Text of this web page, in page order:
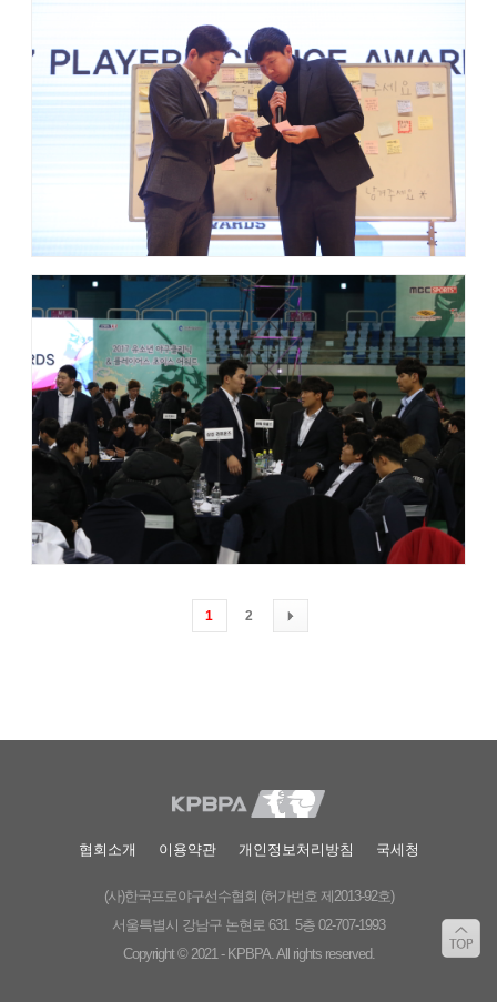
1 2
협회소개 이용약관 개인정보처리방침 국세청
(사)한국프로야구선수협회 (허가번호 제2013-92호)
서울특별시 강남구 논현로 631 5층 02-707-1993
Copyright © 2021 - KPBPA. All rights reserved.